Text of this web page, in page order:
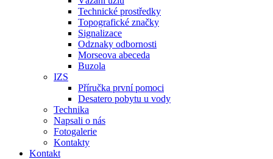
Technické prostředky
Topografické značky
Signalizace
Odznaky odbornosti
Morseova abeceda
Buzola
IZS
Příručka první pomoci
Desatero pobytu u vody
Technika
Napsali o nás
Fotogalerie
Kontakty
Kontakt